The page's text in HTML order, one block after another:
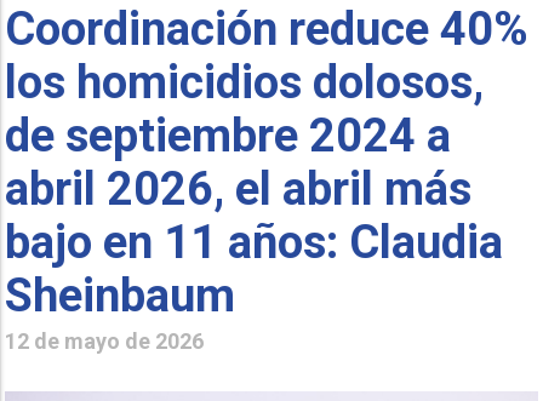
Coordinación reduce 40%
los homicidios dolosos,
de septiembre 2024 a
abril 2026, el abril más
bajo en 11 años: Claudia
Sheinbaum
12 de mayo de 2026